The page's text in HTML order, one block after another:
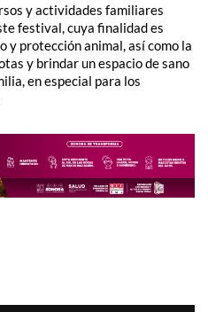
y actividades familiares
festival, cuya finalidad es
y protección animal, así como la
y brindar un espacio de sano
en especial para los